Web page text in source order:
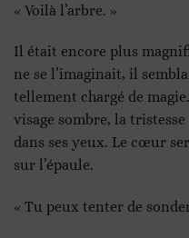
« Voilà l’arbre. »
Il était encore plus
ne se l’imaginait, il
tellement chargé de
visage sombre, la
dans ses yeux. Le cœur
sur l’épaule.
« Tu peux tenter de